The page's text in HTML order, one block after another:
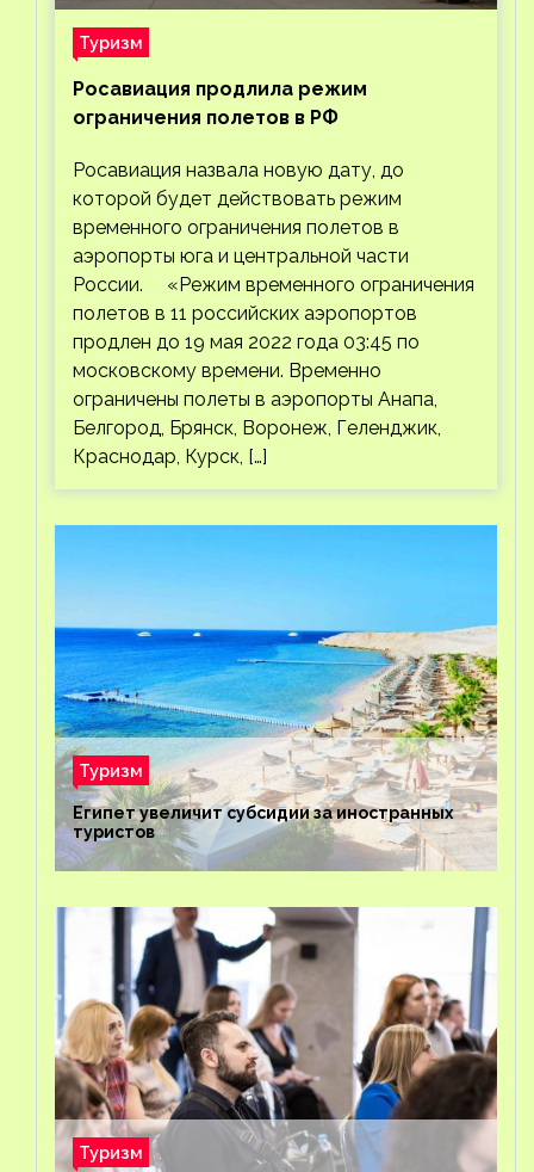
Туризм
Росавиация продлила режим
ограничения полетов в РФ
Росавиация назвала новую дату, до
которой будет действовать режим
временного ограничения полетов в
аэропорты юга и центральной части
России. «Режим временного ограничения
полетов в 11 российских аэропортов
продлен до 19 мая 2022 года 03:45 по
московскому времени. Временно
ограничены полеты в аэропорты Анапа,
Белгород, Брянск, Воронеж, Геленджик,
Краснодар, Курск, […]
Туризм
Египет увеличит субсидии за иностранных
туристов
Туризм